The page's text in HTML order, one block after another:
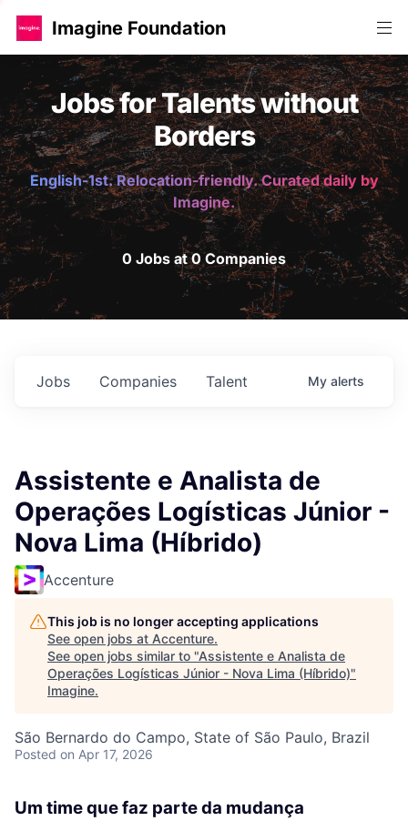
Imagine Foundation
Jobs for Talents without
Borders
English-1st. Relocation-friendly. Curated daily by
Imagine.
0 Jobs at 0 Companies
Jobs Companies Talent My alerts
Assistente e Analista de
Operações Logísticas Júnior -
Nova Lima (Híbrido)
Accenture
This job is no longer accepting applications
See open jobs at Accenture.
See open jobs similar to "Assistente e Analista de
Operações Logísticas Júnior - Nova Lima (Híbrido)"
Imagine.
São Bernardo do Campo, State of São Paulo, Brazil
Posted on Apr 17, 2026
Um time que faz parte da mudança